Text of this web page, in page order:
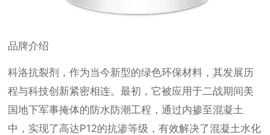
品牌介绍
科洛抗裂剂，作为当今新型的绿色环保材料，其发展历
程与科技创新紧密相连。最初，它被应用于二战期间美
国地下军事掩体的防水防潮工程，通过内掺至混凝土
中，实现了高达P12的抗渗等级，有效解决了混凝土水化